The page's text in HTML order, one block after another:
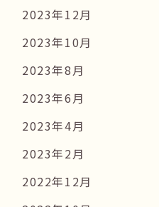
2023年12月
2023年10月
2023年8月
2023年6月
2023年4月
2023年2月
2022年12月